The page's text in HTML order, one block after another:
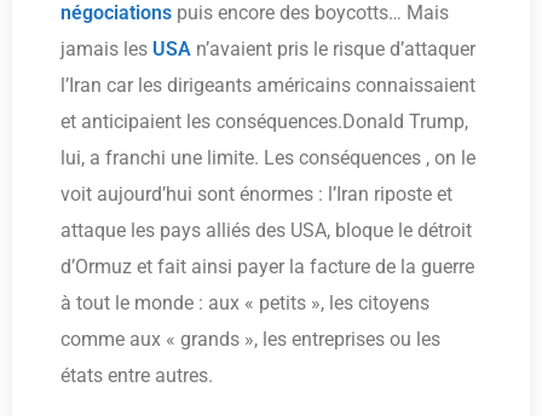
négociations puis encore des boycotts… Mais
jamais les USA n’avaient pris le risque d’attaquer
l’Iran car les dirigeants américains connaissaient
et anticipaient les conséquences.Donald Trump,
lui, a franchi une limite. Les conséquences , on le
voit aujourd’hui sont énormes : l’Iran riposte et
attaque les pays alliés des USA, bloque le détroit
d’Ormuz et fait ainsi payer la facture de la guerre
à tout le monde : aux « petits », les citoyens
comme aux « grands », les entreprises ou les
états entre autres.